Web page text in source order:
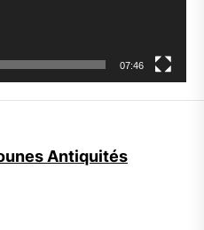
07:46
Antiquités